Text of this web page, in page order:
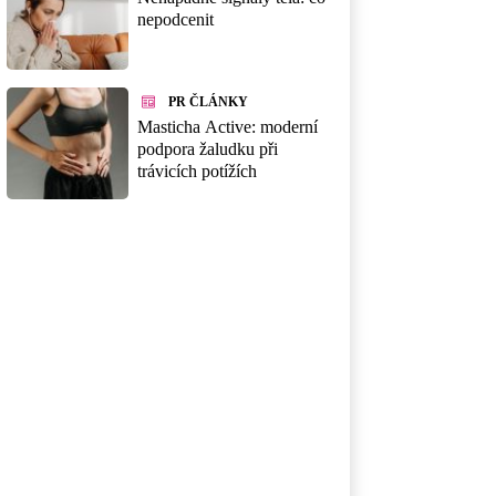
nepodcenit
PR ČLÁNKY
Masticha Active: moderní
podpora žaludku při
trávicích potížích